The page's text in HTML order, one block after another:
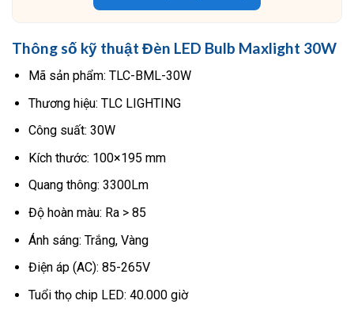
Thông số kỹ thuật Đèn LED Bulb Maxlight 30W
Mã sản phẩm: TLC-BML-30W
Thương hiệu: TLC LIGHTING
Công suất: 30W
Kích thước: 100×195 mm
Quang thông: 3300Lm
Độ hoàn màu: Ra > 85
Ánh sáng: Trắng, Vàng
Điện áp (AC): 85-265V
Tuổi thọ chip LED: 40.000 giờ